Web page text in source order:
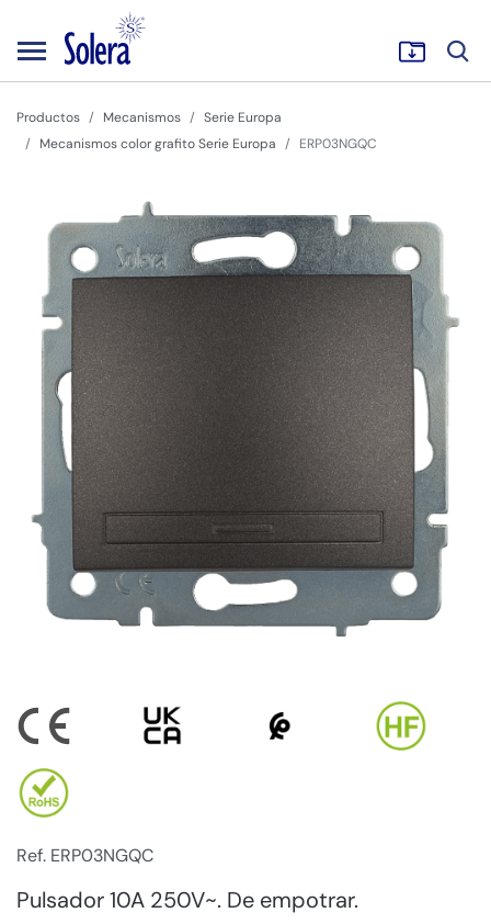
Productos Mecanismos
Serie Europa
Mecanismos color grafito Serie Europa
ERP03NGQC
Ref. ERP03NGQC
Pulsador 10A 250V~. De empotrar.